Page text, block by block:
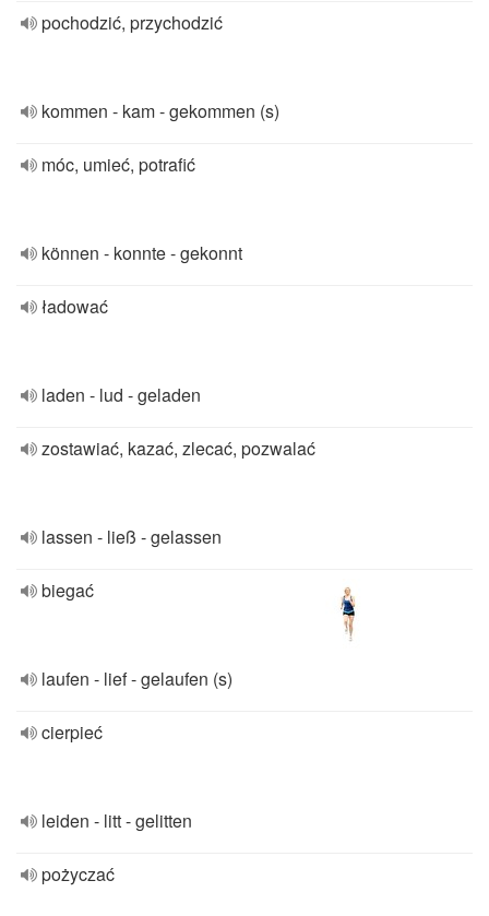
pochodzić, przychodzić
kommen - kam - gekommen (s)
móc, umieć, potrafić
können - konnte - gekonnt
ładować
laden - lud - geladen
zostawiać, kazać, zlecać, pozwalać
lassen - ließ - gelassen
biegać
laufen - lief - gelaufen (s)
cierpieć
leiden - litt - gelitten
pożyczać